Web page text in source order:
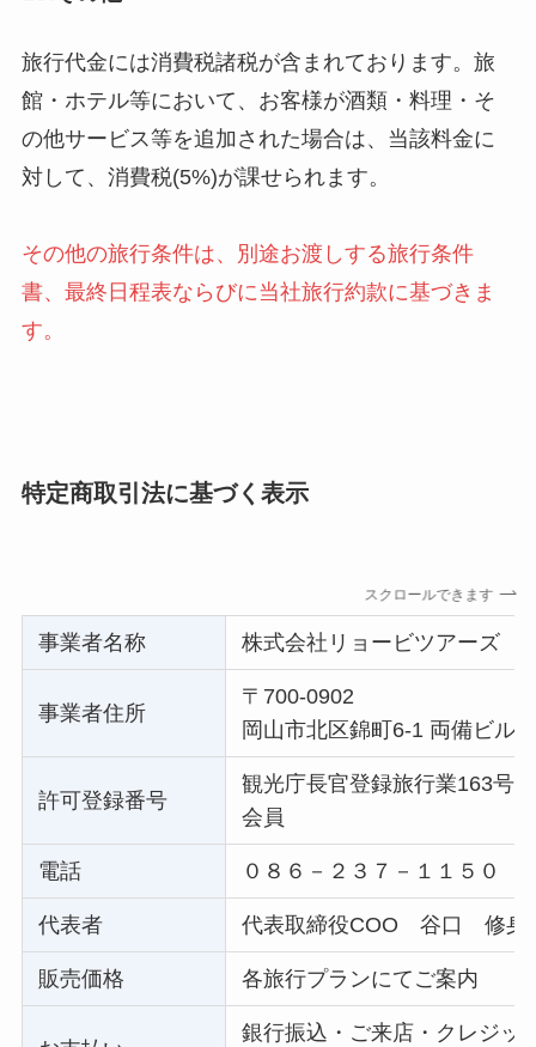
旅行代金には消費税諸税が含まれております。旅
館・ホテル等において、お客様が酒類・料理・そ
の他サービス等を追加された場合は、当該料金に
対して、消費税(5%)が課せられます。
その他の旅行条件は、別途お渡しする旅行条件
書、最終日程表ならびに当社旅行約款に基づきま
す。
特定商取引法に基づく表示
スクロールできます
事業者名称 株式会社リョービツアーズ
事業者住所
〒700-0902
岡山市北区錦町6-1 両備ビル
許可登録番号
観光庁長官登録旅行業163号
会員
電話 ０８６－２３７－１１５０
代表者 代表取締役COO 谷口 修身
販売価格 各旅行プランにてご案内
銀行振込・ご来店・クレジッ